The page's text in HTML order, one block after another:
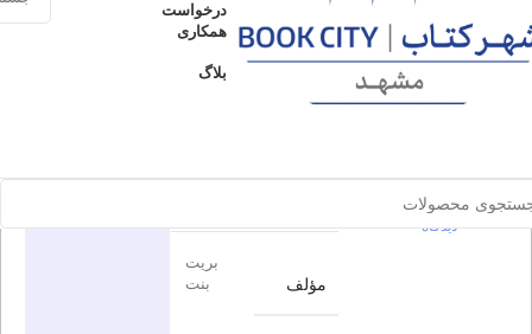
درخواست
همکاری
بلاگ
فروخته شده
0 بدون
دیدگاه
نیمه فراری
0 بدون
ناشر
نون
مؤلف
بریت
بنت